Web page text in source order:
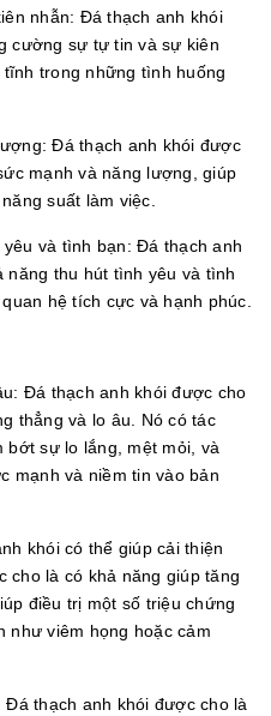
nhẫn: Đá thạch anh khói
cường sự tự tin và sự kiên
trong những tình huống
Đá thạch anh khói được
mạnh và năng lượng, giúp
suất làm việc.
và tình bạn: Đá thạch anh
năng thu hút tình yêu và tình
hệ tích cực và hạnh phúc.
Đá thạch anh khói được cho
thẳng và lo âu. Nó có tác
bớt sự lo lắng, mệt mỏi, và
mạnh và niềm tin vào bản
khói có thể giúp cải thiện
cho là có khả năng giúp tăng
điều trị một số triệu chứng
như viêm họng hoặc cảm
thạch anh khói được cho là